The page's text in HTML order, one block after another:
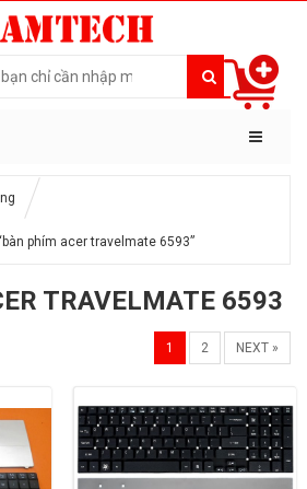
phím acer travelmate 6593”
TRAVELMATE 6593
1 2 NEXT »